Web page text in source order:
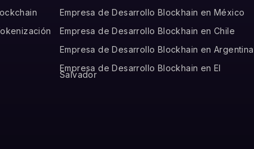
Empresa de Desarrollo Blockhain en México
Empresa de Desarrollo Blockhain en Chile
Empresa de Desarrollo Blockhain en Argentina
Empresa de Desarrollo Blockhain en El
Salvador